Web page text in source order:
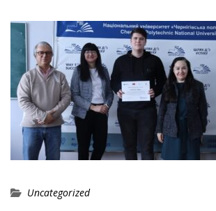
Uncategorized